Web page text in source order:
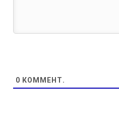
0 КОММЕНТ.